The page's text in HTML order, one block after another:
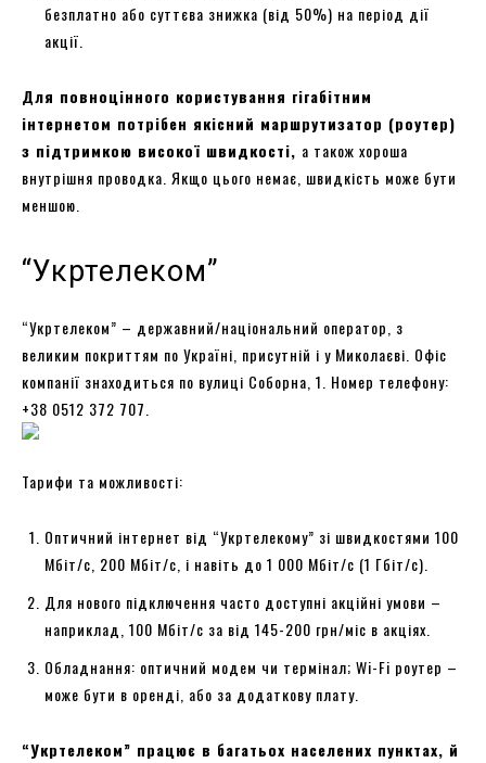
безплатно або суттєва знижка (від 50%) на період дії
акції.
Для повноцінного користування гігабітним
інтернетом потрібен якісний маршрутизатор (роутер)
з підтримкою високої швидкості, а також хороша
внутрішня проводка. Якщо цього немає, швидкість може бути
меншою.
“Укртелеком”
“Укртелеком” – державний/національний оператор, з
великим покриттям по Україні, присутній і у Миколаєві. Офіс
компанії знаходиться по вулиці Соборна, 1. Номер телефону:
+38 0512 372 707.
Тарифи та можливості:
Оптичний інтернет від “Укртелекому” зі швидкостями 100
Мбіт/с, 200 Мбіт/с, і навіть до 1 000 Мбіт/с (1 Гбіт/с).
Для нового підключення часто доступні акційні умови –
наприклад, 100 Мбіт/с за від 145-200 грн/міс в акціях.
Обладнання: оптичний модем чи термінал; Wi-Fi роутер –
може бути в оренді, або за додаткову плату.
“Укртелеком” працює в багатьох населених пунктах, й